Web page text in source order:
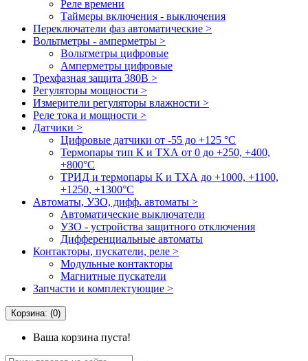
Реле времени
Таймеры включения - выключения
Переключатели фаз автоматические >
Вольтметры - амперметры >
Вольтметры цифровые
Амперметры цифровые
Трехфазная защита 380В >
Регуляторы мощности >
Измерители регуляторы влажности >
Реле тока и мощности >
Датчики >
Цифровые датчики от -55 до +125 °С
Термопары тип К и ТХА от 0 до +250, +400,
+800°C
ТРИД и термопары К и ТХА до +1000, +1100,
+1250, +1300°C
Автоматы, УЗО, дифф. автоматы >
Автоматические выключатели
УЗО - устройства защитного отключения
Дифференциальные автоматы
Контакторы, пускатели, реле >
Модульные контакторы
Магнитные пускатели
Запчасти и комплектующие >
Корзина: (0)
Ваша корзина пуста!